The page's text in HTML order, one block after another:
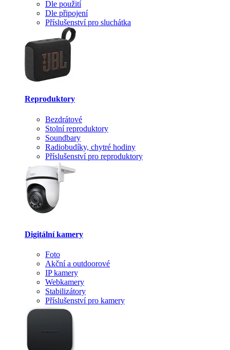
Dle použití
Dle připojení
Příslušenství pro sluchátka
Reproduktory
Bezdrátové
Stolní reproduktory
Soundbary
Radiobudíky, chytré hodiny
Příslušenství pro reproduktory
Digitální kamery
Foto
Akční a outdoorové
IP kamery
Webkamery
Stabilizátory
Příslušenství pro kamery